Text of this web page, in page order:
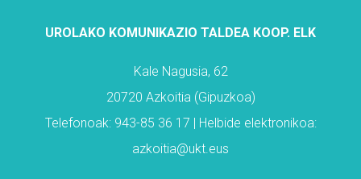
UROLAKO KOMUNIKAZIO TALDEA KOOP. ELK
Kale Nagusia, 62
20720 Azkoitia (Gipuzkoa)
Telefonoak: 943-85 36 17 | Helbide elektronikoa:
azkoitia@ukt.eus